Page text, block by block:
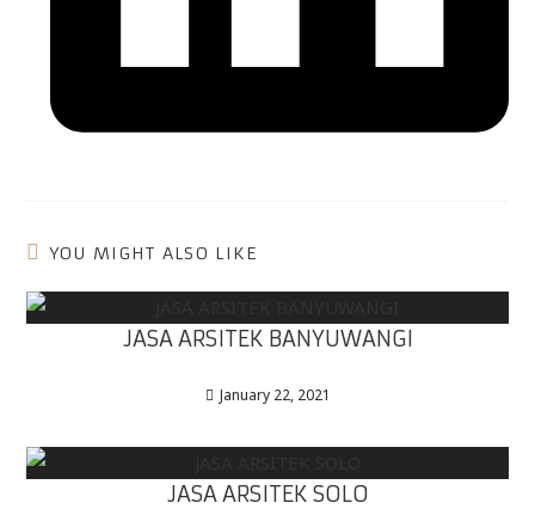
YOU MIGHT ALSO LIKE
JASA ARSITEK BANYUWANGI
January 22, 2021
JASA ARSITEK SOLO